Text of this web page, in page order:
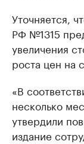
Уточняется,
РФ №1315
увеличения
роста цен на
«В
несколько
утвердили
издание